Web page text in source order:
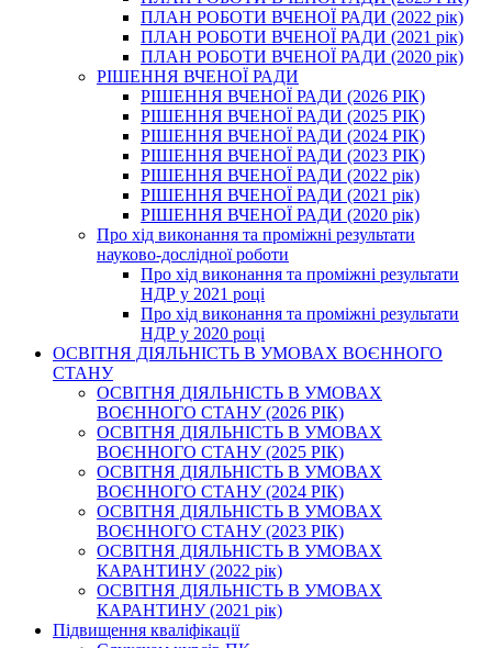
ПЛАН РОБОТИ ВЧЕНОЇ РАДИ (2022 рік)
ПЛАН РОБОТИ ВЧЕНОЇ РАДИ (2021 рік)
ПЛАН РОБОТИ ВЧЕНОЇ РАДИ (2020 рік)
РІШЕННЯ ВЧЕНОЇ РАДИ
РІШЕННЯ ВЧЕНОЇ РАДИ (2026 РІК)
РІШЕННЯ ВЧЕНОЇ РАДИ (2025 РІК)
РІШЕННЯ ВЧЕНОЇ РАДИ (2024 РІК)
РІШЕННЯ ВЧЕНОЇ РАДИ (2023 РІК)
РІШЕННЯ ВЧЕНОЇ РАДИ (2022 рік)
РІШЕННЯ ВЧЕНОЇ РАДИ (2021 рік)
РІШЕННЯ ВЧЕНОЇ РАДИ (2020 рік)
Про хід виконання та проміжні результати
науково-дослідної роботи
Про хід виконання та проміжні результати
НДР у 2021 році
Про хід виконання та проміжні результати
НДР у 2020 році
ОСВІТНЯ ДІЯЛЬНІСТЬ В УМОВАХ ВОЄННОГО
СТАНУ
ОСВІТНЯ ДІЯЛЬНІСТЬ В УМОВАХ
ВОЄННОГО СТАНУ (2026 РІК)
ОСВІТНЯ ДІЯЛЬНІСТЬ В УМОВАХ
ВОЄННОГО СТАНУ (2025 РІК)
ОСВІТНЯ ДІЯЛЬНІСТЬ В УМОВАХ
ВОЄННОГО СТАНУ (2024 РІК)
ОСВІТНЯ ДІЯЛЬНІСТЬ В УМОВАХ
ВОЄННОГО СТАНУ (2023 РІК)
ОСВІТНЯ ДІЯЛЬНІСТЬ В УМОВАХ
КАРАНТИНУ (2022 рік)
ОСВІТНЯ ДІЯЛЬНІСТЬ В УМОВАХ
КАРАНТИНУ (2021 рік)
Підвищення кваліфікації